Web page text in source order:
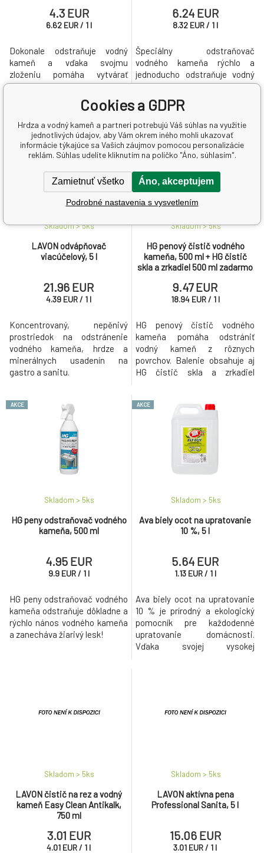
4.3 EUR
6.62 EUR / 1 l
Dokonale odstraňuje vodný
kameň a vďaka svojmu
zloženiu pomáha vytvárať
ochranný štít proti jeho
novému usadzovaniu. Vytvára
penu, ktorou je možné cielene
zasiahnuť miesto zasiahnuté
vodným kameňom.
6.24 EUR
8.32 EUR / 1 l
Špeciálny odstraňovač
vodného kameňa rýchlo a
jednoducho odstraňuje vodný
kameň zo všetkých predmetov
v domácnosti.
LAVON odvápňovač
viacúčelový, 5 l
Skladom > 5ks
21.96 EUR
4.39 EUR/ 1 l
Koncentrovaný, nepěnivý
prostriedok na odstránenie
vodného kameňa, hrdze a
minerálnych usadenín na
gastro a sanitu.
HG penový čistič vodného
kameňa, 500 ml + HG čistič
skla a zrkadiel 500 ml zadarmo
Skladom > 5ks
9.47 EUR
18.94 EUR / 1 l
HG penový čistič vodného
kameňa pomáha odstrániť
vodný kameň z rôznych
povrchov. Balenie obsahuje aj
HG čistič skla a zrkadiel
AKCE
HG peny odstraňovač vodného
kameňa, 500 ml
Skladom > 5ks
4.95 EUR
9.9 EUR / 1 l
HG peny odstraňovač vodného
kameňa odstraňuje dôkladne a
rýchlo nános vodného kameňa
a zanecháva žiarivý lesk!
AKCE
Ava biely ocot na upratovanie
10 %, 5 l
Skladom > 5ks
5.64 EUR
1.13 EUR / 1 l
Ava biely ocot na upratovanie
10 % je prírodný a ekologický
pomocník pre každodenné
upratovanie domácnosti.
Vďaka svojej vysokej
LAVON čistič na rez a vodný
kameň Easy Clean Antikalk,
750 ml
Skladom > 5ks
3.01 EUR
4.01 EUR/ 1 l
LAVON aktívna pena
Professional Sanita, 5 l
Skladom > 5ks
15.06 EUR
3.01 EUR/ 1 l
Cookies a GDPR
Hrdza a vodný kameň a partneri potrebujú Váš súhlas na využitie
jednotlivých údajov, aby Vám okrem iného mohli ukazovať
informácie týkajúce sa Vašich záujmov pomocou personalizácie
reklám. Súhlas udelíte kliknutím na políčko "Áno, súhlasím".
Zamietnuť všetko Áno, akceptujem
Podrobné nastavenia s vysvetlením